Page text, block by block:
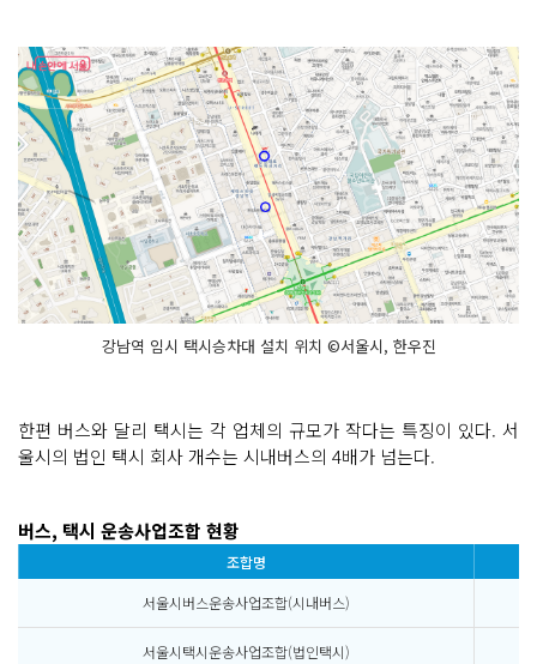
강남역 임시 택시승차대 설치 위치 ©서울시, 한우진
한편 버스와 달리 택시는 각 업체의 규모가 작다는 특징이 있다. 서
울시의 법인 택시 회사 개수는 시내버스의 4배가 넘는다.
버스, 택시 운송사업조합 현황
조합명
서울시버스운송사업조합(시내버스)
서울시택시운송사업조합(법인택시)